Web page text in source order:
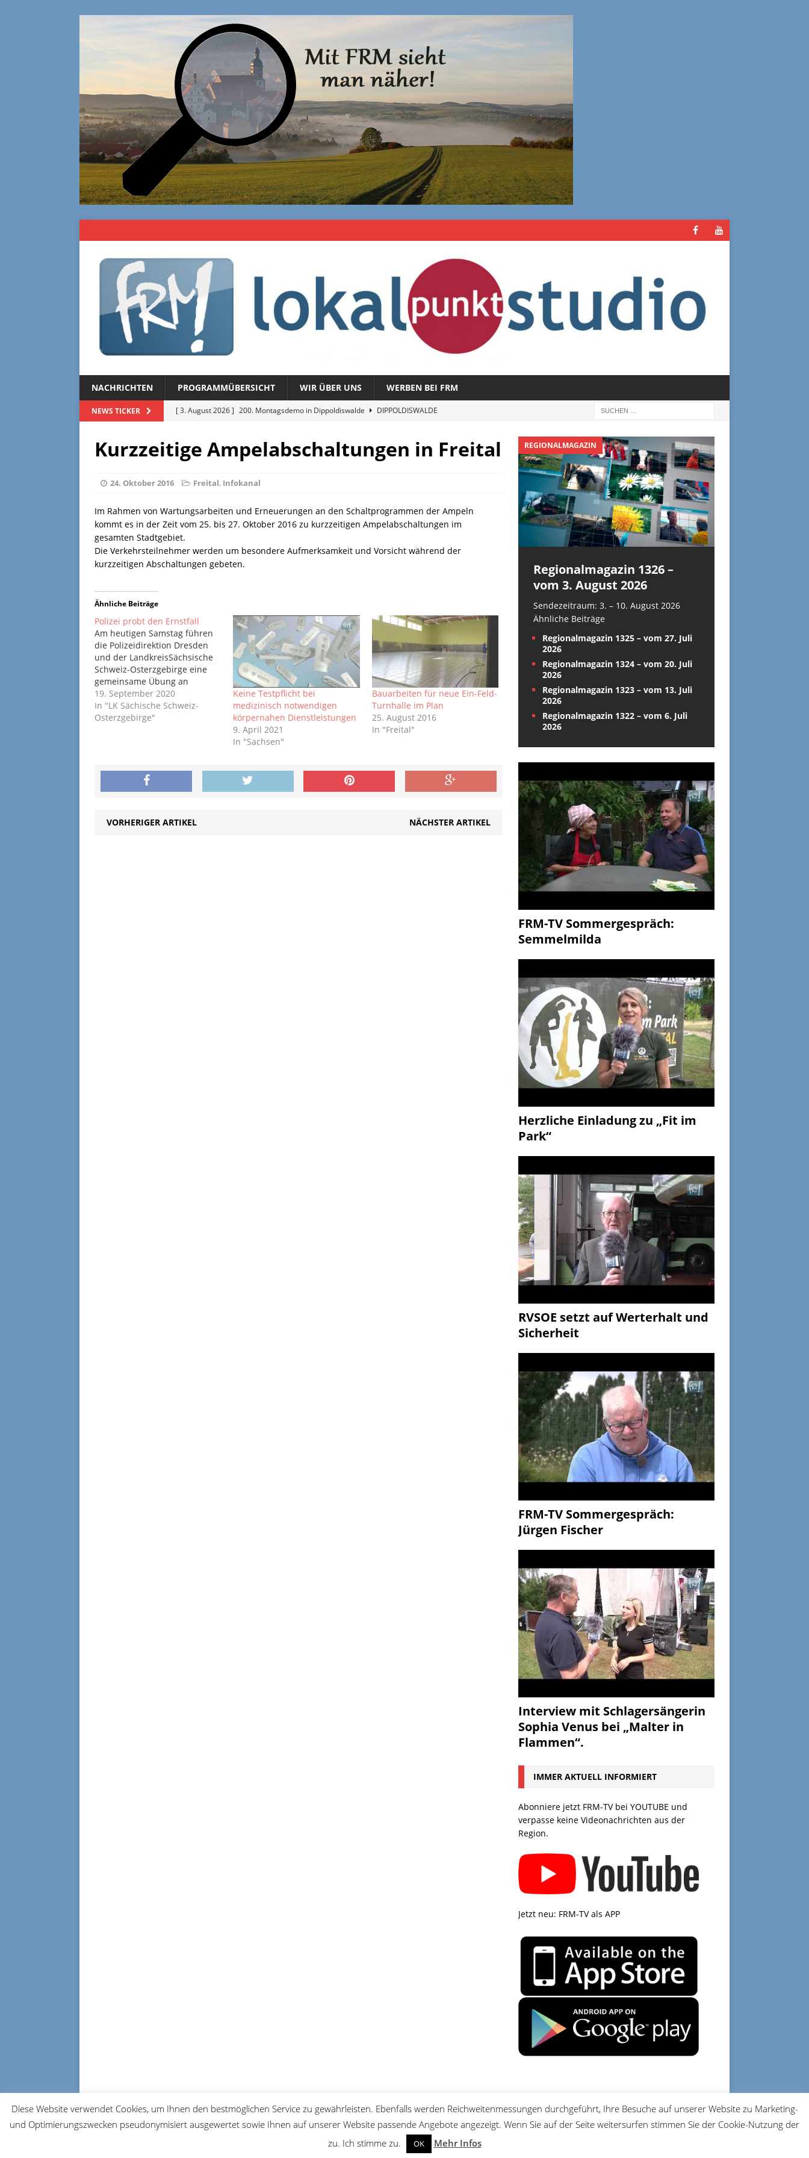
NACHRICHTEN PROGRAMMÜBERSICHT WIR ÜBER UNS WERBEN BEI FRM
NEWS TICKER [ 3. August 2026 ] 200. Montagsdemo in Dippoldiswalde
DIPPOLDISWALDE
[ 27. Juli 2026 ] Regionalmagazin 1325 – vom 27. Juli 2026
REGIONALMAGAZIN
Kurzzeitige Ampelabschaltungen in Freital
24. Oktober 2016 Freital, Infokanal
Im Rahmen von Wartungsarbeiten und Erneuerungen an den Schaltprogrammen der Ampeln
kommt es in der Zeit vom 25. bis 27. Oktober 2016 zu kurzzeitigen Ampelabschaltungen im
gesamten Stadtgebiet.
Die Verkehrsteilnehmer werden um besondere Aufmerksamkeit und Vorsicht während der
kurzzeitigen Abschaltungen gebeten.
Ähnliche Beiträge
Polizei probt den Ernstfall
Am heutigen Samstag führen
die Polizeidirektion Dresden
und der LandkreisSächsische
Schweiz-Osterzgebirge eine
gemeinsame Übung an
derEndlerkuppe in Sebnitz
durch. Die Einsatzkräfte von
Polizei, Feuerwehr, des
Einsatzsituation. In diesem
Zusammenhang sind
teilweise auch mit
19. September 2020
In "LK Sächische Schweiz-
Osterzgebirge"
Keine Testpflicht bei
medizinisch notwendigen
körpernahen Dienstleistungen
9. April 2021
In "Sachsen"
Bauarbeiten für neue Ein-Feld-
Turnhalle im Plan
25. August 2016
In "Freital"
VORHERIGER ARTIKEL NÄCHSTER ARTIKEL
REGIONALMAGAZIN
Regionalmagazin 1326 –
vom 3. August 2026
Sendezeitraum: 3. – 10. August 2026
Ähnliche Beiträge
Regionalmagazin 1325 – vom 27. Juli
2026
Regionalmagazin 1324 – vom 20. Juli
2026
Regionalmagazin 1323 – vom 13. Juli
2026
Regionalmagazin 1322 – vom 6. Juli
2026
FRM-TV Sommergespräch:
Semmelmilda
Herzliche Einladung zu „Fit im
Park“
RVSOE setzt auf Werterhalt und
Sicherheit
FRM-TV Sommergespräch:
Jürgen Fischer
Interview mit Schlagersängerin
Sophia Venus bei „Malter in
Flammen“.
IMMER AKTUELL INFORMIERT
Abonniere jetzt FRM-TV bei YOUTUBE und
verpasse keine Videonachrichten aus der
Region.
Jetzt neu: FRM-TV als APP
DATENSCHUTZ IMPRESSUM
© 2026 FRM-TV
Diese Website verwendet Cookies, um Ihnen den bestmöglichen Service zu gewährleisten. Ebenfalls werden Reichweitenmessungen durchgeführt, Ihre Besuche auf unserer Website zu Marketing-
und Optimierungszwecken pseudonymisiert ausgewertet sowie Ihnen auf unserer Website passende Angebote angezeigt. Wenn Sie auf der Seite weitersurfen stimmen Sie der Cookie-Nutzung der
zu. Ich stimme zu.
OK Mehr Infos